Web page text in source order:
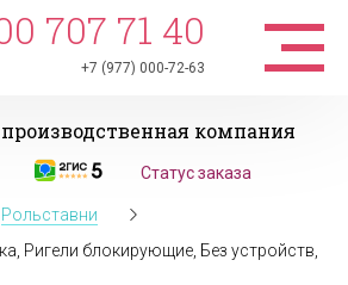
707 71 40
+7 (977) 000-72-63
компания
Статус заказа
Рольставни
Ригели блокирующие, Без устройств,